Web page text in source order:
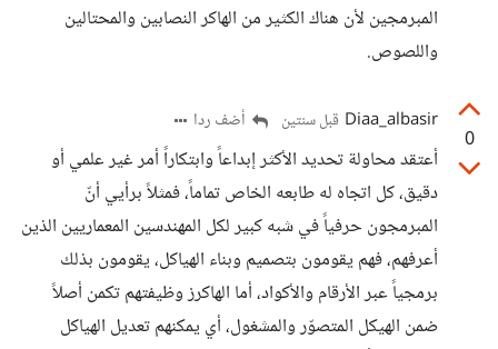
المبرمجين لأن هناك الكثير من الهاكر النصابين والمحتالين
واللصوص.
0
Diaa_albasir قبل سنتين أضف ردا
أعتقد محاولة تحديد الأكثر إبداعاً وابتكاراً أمر غير علمي أو
دقيق، كل اتجاه له طابعه الخاص تماماً، فمثلاً برأيي أنّ
المبرمجون حرفياً في شبه كبير لكل المهندسين المعماريين الذين
أعرفهم، فهم يقومون بتصميم وبناء الهياكل، يقومون بذلك
برمجياً عبر الأرقام والأكواد، أما الهاكرز وظيفتهم تكمن أصلاً
ضمن الهيكل المتصوّر والمشغول، أي يمكنهم تعديل الهياكل